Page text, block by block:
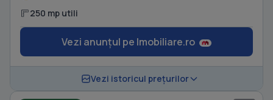
250 mp utili
Vezi anunțul pe Imobiliare.ro
Vezi istoricul prețurilor